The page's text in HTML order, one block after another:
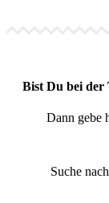
Bist Du bei der
Dann gebe
Suche